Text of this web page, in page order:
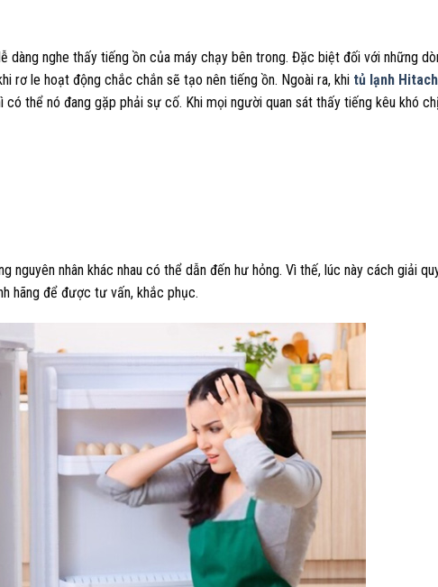
dàng nghe thấy tiếng ồn của máy chạy bên trong. Đặc biệt đối với những
rơ le hoạt động chắc chắn sẽ tạo nên tiếng ồn. Ngoài ra, khi tủ lạnh
thể nó đang gặp phải sự cố. Khi mọi người quan sát thấy tiếng kêu khó
nguyên nhân khác nhau có thể dẫn đến hư hỏng. Vì thế, lúc này cách giải
hãng để được tư vấn, khắc phục.